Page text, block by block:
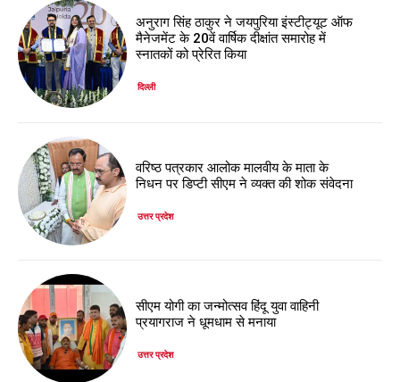
अनुराग सिंह ठाकुर ने जयपुरिया इंस्टीट्यूट ऑफ
मैनेजमेंट के 20वें वार्षिक दीक्षांत समारोह में
स्नातकों को प्रेरित किया
दिल्ली
वरिष्ठ पत्रकार आलोक मालवीय के माता के
निधन पर डिप्टी सीएम ने व्यक्त की शोक संवेदना
उत्तर प्रदेश
सीएम योगी का जन्मोत्सव हिंदू युवा वाहिनी
प्रयागराज ने धूमधाम से मनाया
उत्तर प्रदेश